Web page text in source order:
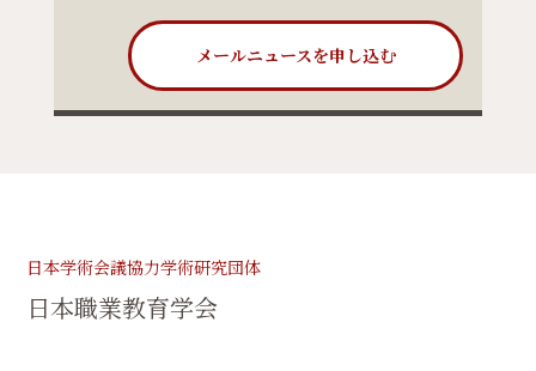
メールニュースを申し込む
日本学術会議協力学術研究団体
日本職業教育学会